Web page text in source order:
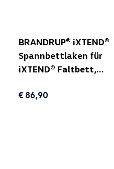
BRANDRUP® iXTEND®
Spannbettlaken für
iXTEND® Faltbett,
€ 86,90